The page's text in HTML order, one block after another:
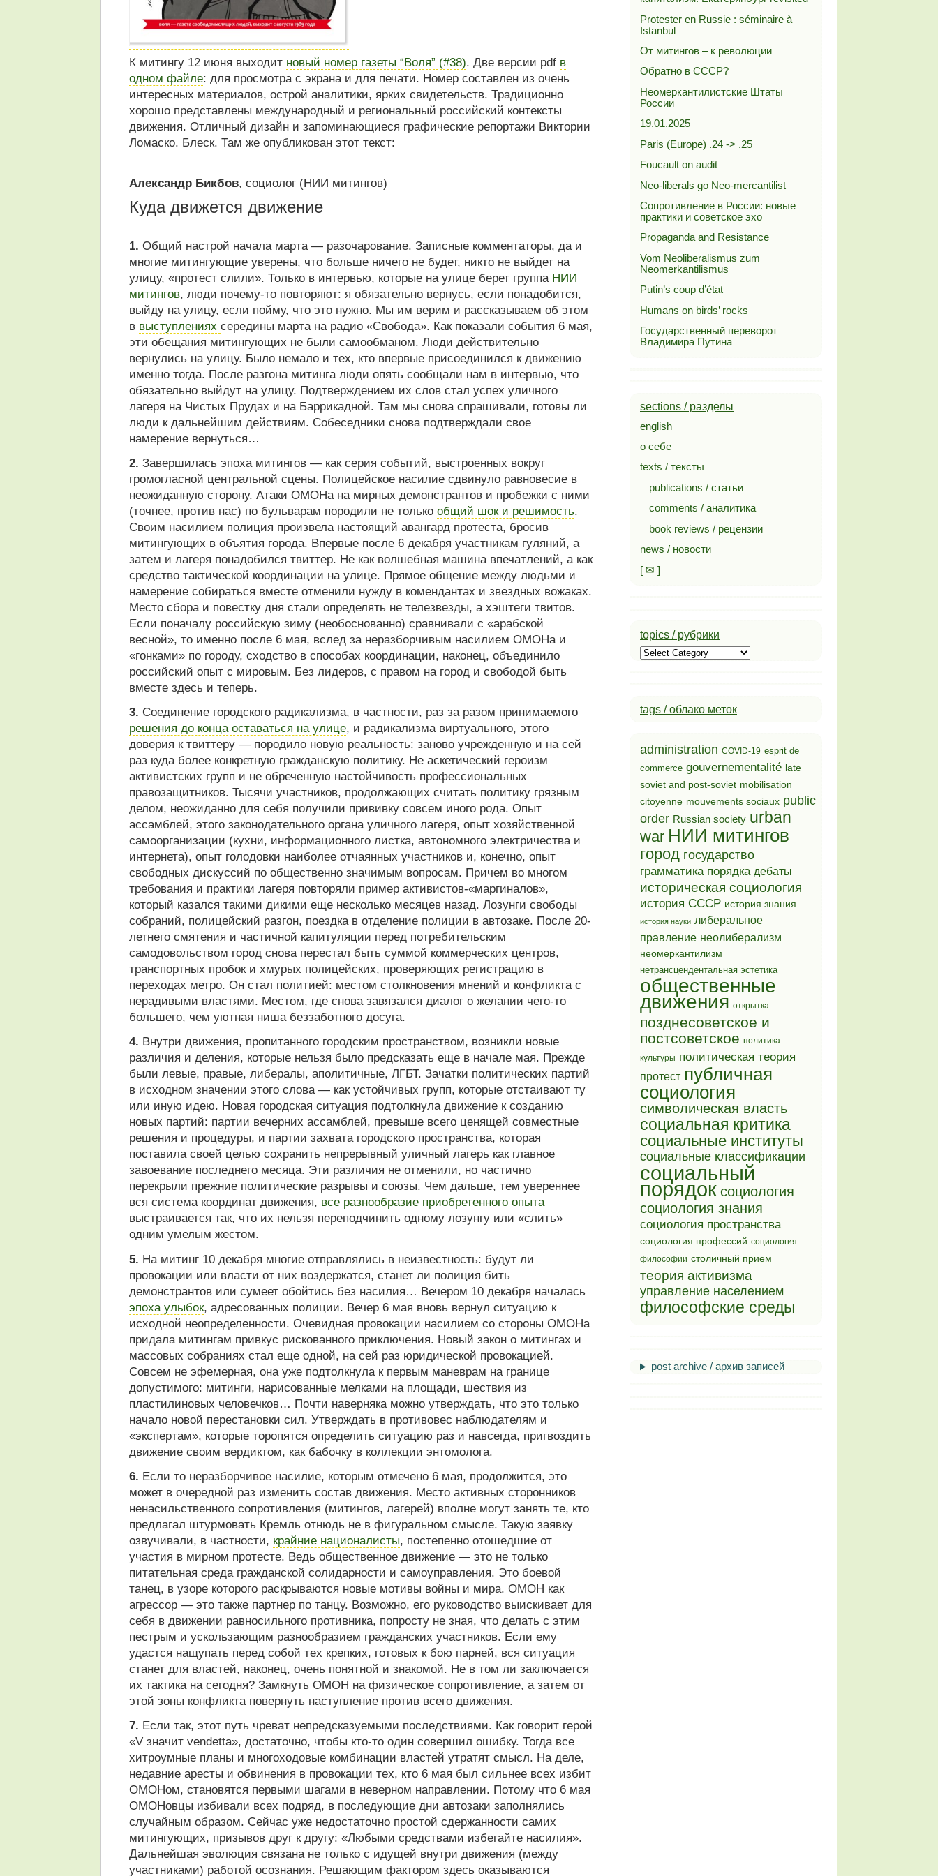
К митингу 12 июня выходит новый номер газеты “Воля” (#38). Две версии pdf в
одном файле: для просмотра с экрана и для печати. Номер составлен из очень
интересных материалов, острой аналитики, ярких свидетельств. Традиционно
хорошо представлены международный и региональный российский контексты
движения. Отличный дизайн и запоминающиеся графические репортажи Виктории
Ломаско. Блеск. Там же опубликован этот текст:
Александр Бикбов, социолог (НИИ митингов)
Куда движется движение
1. Общий настрой начала марта — разочарование. Записные комментаторы, да и
многие митингующие уверены, что больше ничего не будет, никто не выйдет на
улицу, «протест слили». Только в интервью, которые на улице берет группа НИИ
митингов, люди почему-то повторяют: я обязательно вернусь, если понадобится,
выйду на улицу, если пойму, что это нужно. Мы им верим и рассказываем об этом
в выступлениях середины марта на радио «Свобода». Как показали события 6 мая,
эти обещания митингующих не были самообманом. Люди действительно
вернулись на улицу. Было немало и тех, кто впервые присоединился к движению
именно тогда. После разгона митинга люди опять сообщали нам в интервью, что
обязательно выйдут на улицу. Подтверждением их слов стал успех уличного
лагеря на Чистых Прудах и на Баррикадной. Там мы снова спрашивали, готовы ли
люди к дальнейшим действиям. Собеседники снова подтверждали свое
намерение вернуться…
2. Завершилась эпоха митингов — как серия событий, выстроенных вокруг
громогласной центральной сцены. Полицейское насилие сдвинуло равновесие в
неожиданную сторону. Атаки ОМОНа на мирных демонстрантов и пробежки с ними
(точнее, против нас) по бульварам породили не только общий шок и решимость.
Своим насилием полиция произвела настоящий авангард протеста, бросив
митингующих в объятия города. Впервые после 6 декабря участникам гуляний, а
затем и лагеря понадобился твиттер. Не как волшебная машина впечатлений, а как
средство тактической координации на улице. Прямое общение между людьми и
намерение собираться вместе отменили нужду в комендантах и звездных вожаках.
Место сбора и повестку дня стали определять не телезвезды, а хэштеги твитов.
Если поначалу российскую зиму (необоснованно) сравнивали с «арабской
весной», то именно после 6 мая, вслед за неразборчивым насилием ОМОНа и
«гонками» по городу, сходство в способах координации, наконец, объединило
российский опыт с мировым. Без лидеров, с правом на город и свободой быть
вместе здесь и теперь.
3. Соединение городского радикализма, в частности, раз за разом принимаемого
решения до конца оставаться на улице, и радикализма виртуального, этого
доверия к твиттеру — породило новую реальность: заново учрежденную и на сей
раз куда более конкретную гражданскую политику. Не аскетический героизм
активистских групп и не обреченную настойчивость профессиональных
правозащитников. Тысячи участников, продолжающих считать политику грязным
делом, неожиданно для себя получили прививку совсем иного рода. Опыт
ассамблей, этого законодательного органа уличного лагеря, опыт хозяйственной
самоорганизации (кухни, информационного листка, автономного электричества и
интернета), опыт голодовки наиболее отчаянных участников и, конечно, опыт
свободных дискуссий по общественно значимым вопросам. Причем во многом
требования и практики лагеря повторяли пример активистов-«маргиналов»,
который казался такими дикими еще несколько месяцев назад. Лозунги свободы
собраний, полицейский разгон, поездка в отделение полиции в автозаке. После 20-
летнего смятения и частичной капитуляции перед потребительским
самодовольством город снова перестал быть суммой коммерческих центров,
транспортных пробок и хмурых полицейских, проверяющих регистрацию в
переходах метро. Он стал политией: местом столкновения мнений и конфликта с
нерадивыми властями. Местом, где снова завязался диалог о желании чего-то
большего, чем уютная ниша беззаботного досуга.
4. Внутри движения, пропитанного городским пространством, возникли новые
различия и деления, которые нельзя было предсказать еще в начале мая. Прежде
были левые, правые, либералы, аполитичные, ЛГБТ. Зачатки политических партий
в исходном значении этого слова — как устойчивых групп, которые отстаивают ту
или иную идею. Новая городская ситуация подтолкнула движение к созданию
новых партий: партии вечерних ассамблей, превыше всего ценящей совместные
решения и процедуры, и партии захвата городского пространства, которая
поставила своей целью сохранить непрерывный уличный лагерь как главное
завоевание последнего месяца. Эти различия не отменили, но частично
перекрыли прежние политические разрывы и союзы. Чем дальше, тем увереннее
вся система координат движения, все разнообразие приобретенного опыта
выстраивается так, что их нельзя переподчинить одному лозунгу или «слить»
одним умелым жестом.
5. На митинг 10 декабря многие отправлялись в неизвестность: будут ли
провокации или власти от них воздержатся, станет ли полиция бить
демонстрантов или сумеет обойтись без насилия… Вечером 10 декабря началась
эпоха улыбок, адресованных полиции. Вечер 6 мая вновь вернул ситуацию к
исходной неопределенности. Очевидная провокации насилием со стороны ОМОНа
придала митингам привкус рискованного приключения. Новый закон о митингах и
массовых собраниях стал еще одной, на сей раз юридической провокацией.
Совсем не эфемерная, она уже подтолкнула к первым маневрам на границе
допустимого: митинги, нарисованные мелками на площади, шествия из
пластилиновых человечков… Почти наверняка можно утверждать, что это только
начало новой перестановки сил. Утверждать в противовес наблюдателям и
«экспертам», которые торопятся определить ситуацию раз и навсегда, пригвоздить
движение своим вердиктом, как бабочку в коллекции энтомолога.
6. Если то неразборчивое насилие, которым отмечено 6 мая, продолжится, это
может в очередной раз изменить состав движения. Место активных сторонников
ненасильственного сопротивления (митингов, лагерей) вполне могут занять те, кто
предлагал штурмовать Кремль отнюдь не в фигуральном смысле. Такую заявку
озвучивали, в частности, крайние националисты, постепенно отошедшие от
участия в мирном протесте. Ведь общественное движение — это не только
питательная среда гражданской солидарности и самоуправления. Это боевой
танец, в узоре которого раскрываются новые мотивы войны и мира. ОМОН как
агрессор — это также партнер по танцу. Возможно, его руководство выискивает для
себя в движении равносильного противника, попросту не зная, что делать с этим
пестрым и ускользающим разнообразием гражданских участников. Если ему
удастся нащупать перед собой тех крепких, готовых к бою парней, вся ситуация
станет для властей, наконец, очень понятной и знакомой. Не в том ли заключается
их тактика на сегодня? Замкнуть ОМОН на физическое сопротивление, а затем от
этой зоны конфликта повернуть наступление против всего движения.
7. Если так, этот путь чреват непредсказуемыми последствиями. Как говорит герой
«V значит vendetta», достаточно, чтобы кто-то один совершил ошибку. Тогда все
хитроумные планы и многоходовые комбинации властей утратят смысл. На деле,
недавние аресты и обвинения в провокации тех, кто 6 мая был сильнее всех избит
ОМОНом, становятся первыми шагами в неверном направлении. Потому что 6 мая
ОМОНовцы избивали всех подряд, в последующие дни автозаки заполнялись
случайным образом. Сейчас уже недостаточно простой сдержанности самих
митингующих, призывов друг к другу: «Любыми средствами избегайте насилия».
Дальнейшая эволюция связана не только с идущей внутри движения (между
участниками) работой осознания. Решающим фактором здесь оказываются
Protester en Russie : séminaire à
Istanbul
От митингов – к революции
Обратно в СССР?
Неомеркантилистские Штаты
России
19.01.2025
Paris (Europe) .24 -> .25
Foucault on audit
Neo-liberals go Neo-mercantilist
Сопротивление в России: новые
практики и советское эхо
Propaganda and Resistance
Vom Neoliberalismus zum
Neomerkantilismus
Putin’s coup d’état
Humans on birds’ rocks
Государственный переворот
Владимира Путина
sections / разделы
english
о себе
texts / тексты
publications / статьи
comments / аналитика
book reviews / рецензии
news / новости
[ ✉ ]
topics / рубрики
topics
/
tags / облако меток
administration COVID-19 esprit de
commerce gouvernementalité late
soviet and post-soviet mobilisation
citoyenne mouvements sociaux public
order Russian society urban
war НИИ митингов
город государство
грамматика порядка дебаты
историческая социология
история СССР история знания
история науки либеральное
правление неолиберализм
неомеркантилизм
нетрансцендентальная эстетика
общественные
движения открытка
позднесоветское и
постсоветское политика
культуры политическая теория
протест публичная
социология
символическая власть
социальная критика
социальные институты
социальные классификации
социальный
порядок социология
социология знания
социология пространства
социология профессий социология
философии столичный прием
теория активизма
управление населением
философские среды
post archive / архив записей